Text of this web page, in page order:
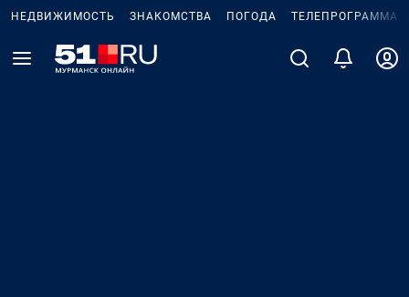
НЕДВИЖИМОСТЬ ЗНАКОМСТВА ПОГОДА ТЕЛЕПРОГРАММА